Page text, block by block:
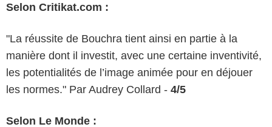
Selon Critikat.com :
"La réussite de Bouchra tient ainsi en partie à la
manière dont il investit, avec une certaine inventivité,
les potentialités de l’image animée pour en déjouer
les normes." Par Audrey Collard - 4/5
Selon Le Monde :